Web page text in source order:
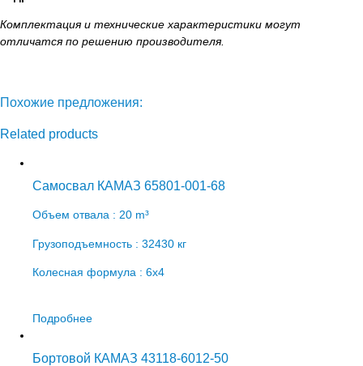
Комплектация и технические характеристики могут
отличатся по решению производителя.
Похожие предложения:
Related products
Самосвал КАМАЗ 65801-001-68
Объем отвала : 20 m³
Грузоподъемность : 32430 кг
Колесная формула : 6х4
Подробнее
Бортовой КАМАЗ 43118-6012-50